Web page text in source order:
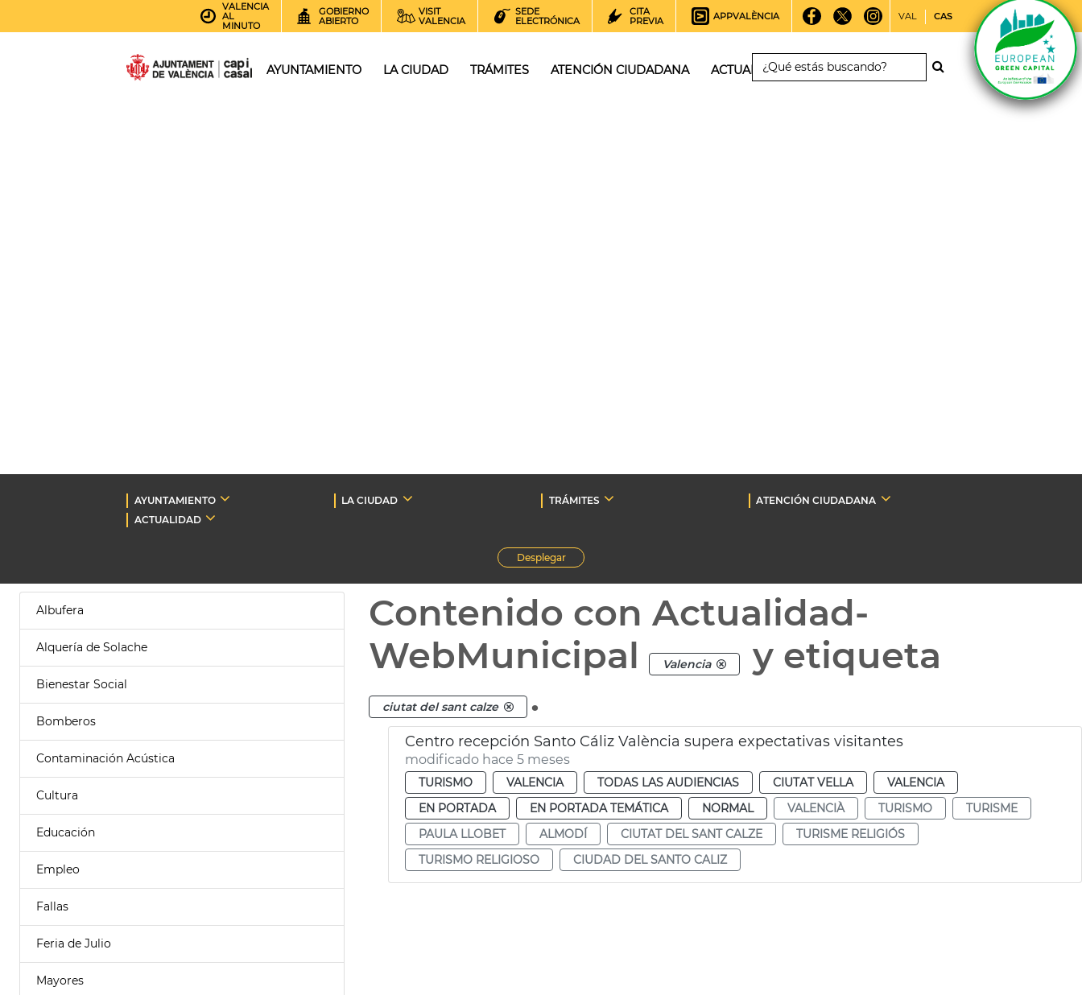
VALENCIA
AL
MINUTO
GOBIERNO
ABIERTO
VISIT
VALENCIA
SEDE
ELECTRÓNICA
CITA
PREVIA
APPVALÈNCIA VAL CAS
AYUNTAMIENTO LA CIUDAD TRÁMITES ATENCIÓN CIUDADANA ACTUALIDAD
AYUNTAMIENTO LA CIUDAD TRÁMITES
ATENCIÓN CIUDADANA
ACTUALIDAD
Desplegar
Albufera
Alquería de Solache
Bienestar Social
Bomberos
Contaminación Acústica
Cultura
Educación
Empleo
Fallas
Feria de Julio
Mayores
Contenido con Actualidad-
WebMunicipal
Valencia y etiqueta
ciutat del sant calze .
Centro recepción Santo Cáliz València supera expectativas visitantes
modificado hace 5 meses
TURISMO VALENCIA TODAS LAS AUDIENCIAS CIUTAT VELLA
VALENCIA
EN PORTADA
EN PORTADA TEMÁTICA NORMAL VALENCIÀ TURISMO
TURISME
PAULA LLOBET
ALMODÍ CIUTAT DEL SANT CALZE
TURISME RELIGIÓS
TURISMO RELIGIOSO
CIUDAD DEL SANTO CALIZ